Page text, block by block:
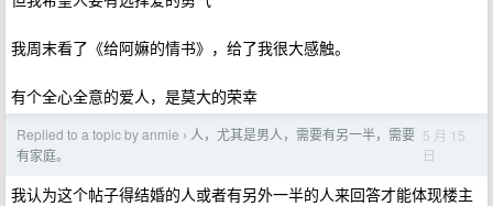
我周末看了《给阿嫲的情书》，给了我很大感触。
有个全心全意的爱人，是莫大的荣幸
Replied to a topic by anmie › 人，尤其是男人，需要有另一半，需要
有家庭。
5 月 15
日
我认为这个帖子得结婚的人或者有另外一半的人来回答才能体现楼主